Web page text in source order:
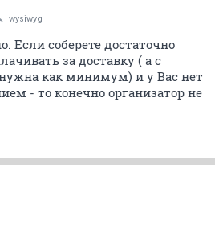
wysiwyg
Если соберете достаточно
за доставку ( а с
как минимум) и у Вас нет
- то конечно организатор не